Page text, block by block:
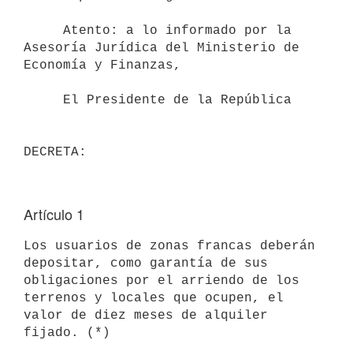
Asesoría Jurídica del Ministerio de
Economía y Finanzas,
Artículo 1
Los usuarios de zonas francas deberán
depositar, como garantía de sus
obligaciones por el arriendo de los
terrenos y locales que ocupen, el
valor de diez meses de alquiler